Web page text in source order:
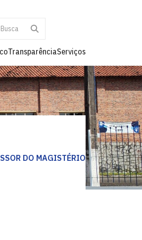
TransparênciaServiços
DO MAGISTÉRIO